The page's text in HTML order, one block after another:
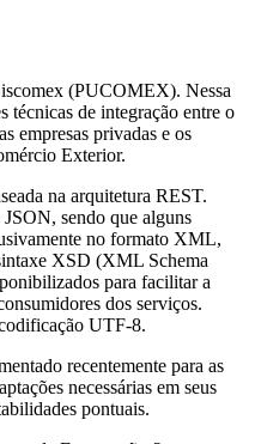
(PUCOMEX). Nessa
técnicas de integração entre o
empresas privadas e os
Exterior.
na arquitetura REST.
sendo que alguns
no formato XML,
XSD (XML Schema
para facilitar a
dos serviços.
UTF-8.
recentemente para as
necessárias em seus
pontuais.